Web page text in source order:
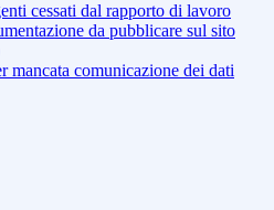
cessati dal rapporto di lavoro
da pubblicare sul sito
mancata comunicazione dei dati